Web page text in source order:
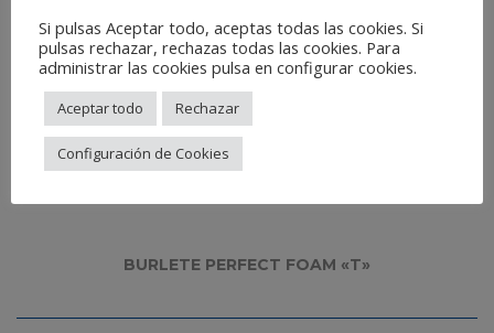
BURLETE PERFECT FOAM «T»
Si pulsas Aceptar todo, aceptas todas las cookies. Si
pulsas rechazar, rechazas todas las cookies. Para
administrar las cookies pulsa en configurar cookies.
Aceptar todo Rechazar
Configuración de Cookies